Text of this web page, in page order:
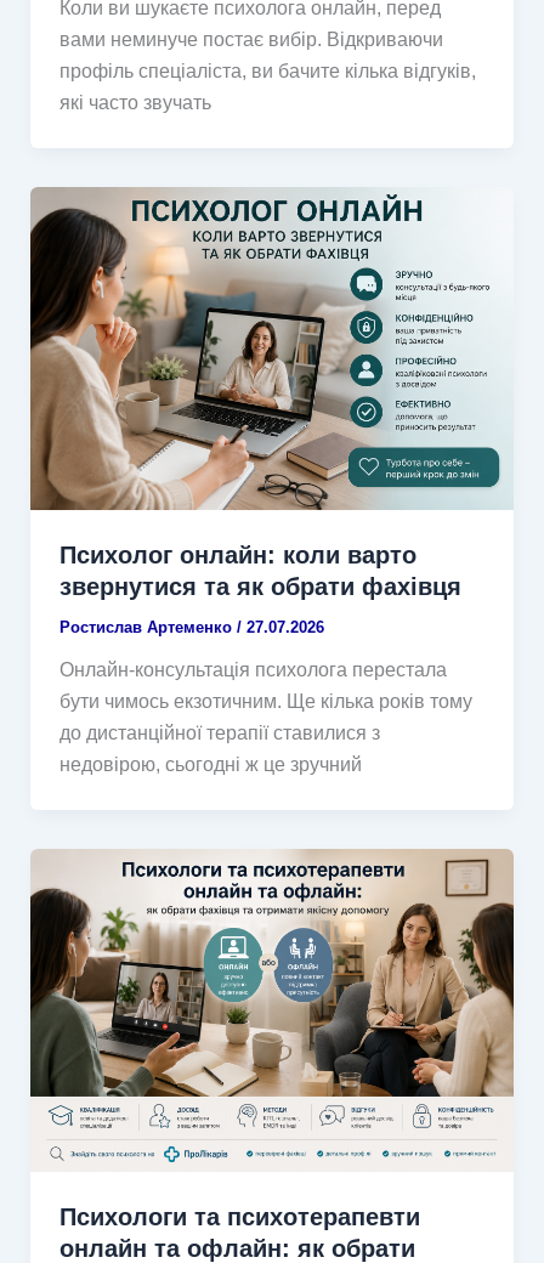
Коли ви шукаєте психолога онлайн, перед
вами неминуче постає вибір. Відкриваючи
профіль спеціаліста, ви бачите кілька відгуків,
які часто звучать
Психолог онлайн: коли варто
звернутися та як обрати фахівця
Ростислав Артеменко / 27.07.2026
Онлайн-консультація психолога перестала
бути чимось екзотичним. Ще кілька років тому
до дистанційної терапії ставилися з
недовірою, сьогодні ж це зручний
Психологи та психотерапевти
онлайн та офлайн: як обрати